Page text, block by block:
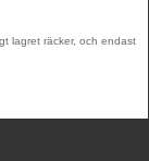
lagret räcker, och endast